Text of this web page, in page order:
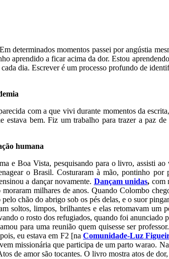
determinados momentos passei por angústia
aprendido a ficar acima da dor. Estou
dia. Escrever é um processo profundo de
com a que vivi durante momentos da
bem. Fiz um trabalho para trazer a paz
humana
e Boa Vista, pesquisando para o livro, assisti
o Brasil. Costuraram à mão, pontinho por
a dançar novamente. Dançam unidas, com
milhares de anos. Quando Colombo
chão do abrigo sob os pés delas, e o suor
soltos, limpos, brilhantes e elas retomavam
o rosto dos refugiados, quando foi
para uma reunião quem quisesse ser
eu estava em F2 [na Comunidade-Luz
missionária que participa de um parto warao.
de amor são tocantes. O livro mostra atos de